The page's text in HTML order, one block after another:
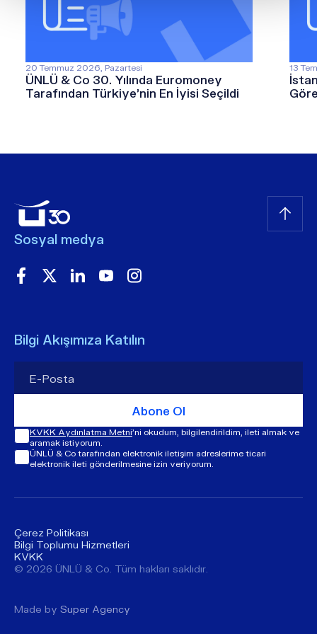
20 Temmuz 2026, Pazartesi
ÜNLÜ & Co 30. Yılında Euromoney
Tarafından Türkiye’nin En İyisi Seçildi
13
Sosyal medya
Bilgi Akışımıza Katılın
Abone Ol
ÜNLÜ & Co tarafından elektronik iletişim adreslerime ticari
elektronik ileti gönderilmesine izin veriyorum.
KVKK Aydınlatma Metni'ni okudum, bilgilendirildim, ileti almak ve
aramak istiyorum.
Çerez Politikası
Bilgi Toplumu Hizmetleri
KVKK
© ​​2026 ÜNLÜ & Co. Tüm hakları saklıdır.
Made by Super Agency